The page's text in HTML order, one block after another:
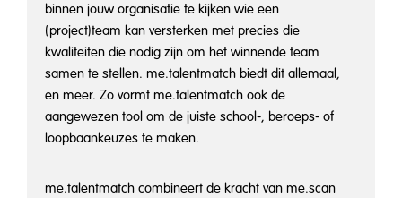
binnen jouw organisatie te kijken wie een
(project)team kan versterken met precies die
kwaliteiten die nodig zijn om het winnende team
samen te stellen. me.talentmatch biedt dit allemaal,
en meer. Zo vormt me.talentmatch ook de
aangewezen tool om de juiste school-, beroeps- of
loopbaankeuzes te maken.
me.talentmatch combineert de kracht van me.scan